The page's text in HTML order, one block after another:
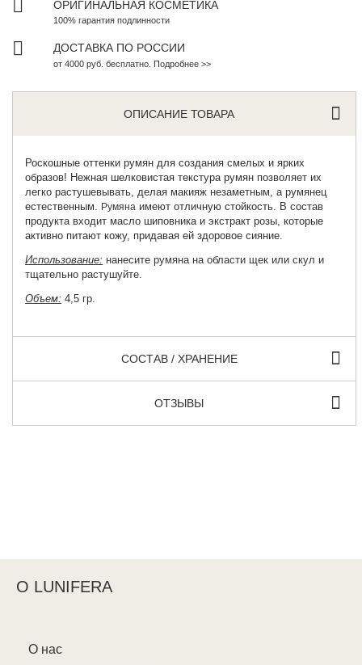
ОРИГИНАЛЬНАЯ КОСМЕТИКА
100% гарантия подлинности
ДОСТАВКА ПО РОССИИ
от 4000 руб. бесплатно. Подробнее >>
ОПИСАНИЕ ТОВАРА
Роскошные оттенки румян для создания смелых и ярких
образов! Нежная шелковистая текстура румян позволяет их
легко растушевывать, делая макияж незаметным, а румянец
естественным.
Румяна имеют отличную стойкость. В состав
продукта входит масло шиповника и экстракт розы, которые
активно питают кожу, придавая ей здоровое сияние.
Использование: нанесите румяна на области щек или скул и
тщательно растушуйте.
Объем: 4,5 гр.
СОСТАВ / ХРАНЕНИЕ
ОТЗЫВЫ
О LUNIFERA
О нас